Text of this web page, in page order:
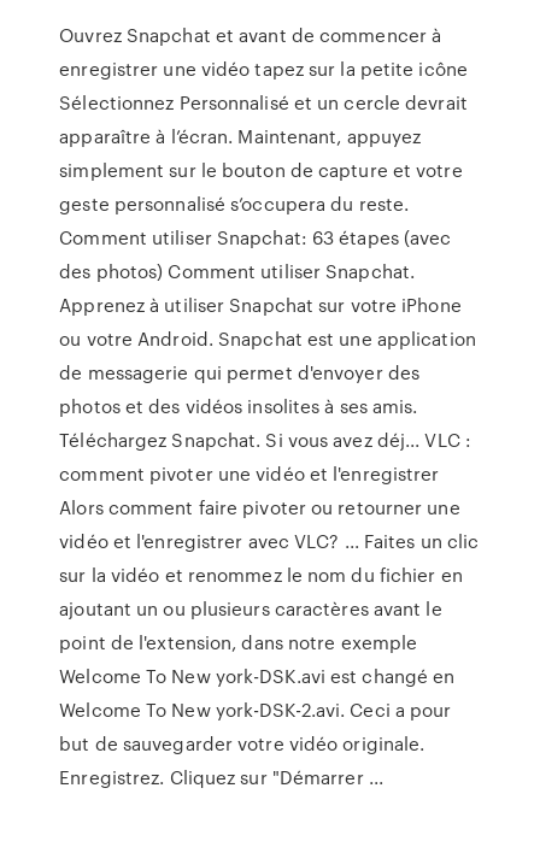
Ouvrez Snapchat et avant de commencer à
enregistrer une vidéo tapez sur la petite icône
Sélectionnez Personnalisé et un cercle devrait
apparaître à l’écran. Maintenant, appuyez
simplement sur le bouton de capture et votre
geste personnalisé s’occupera du reste.
Comment utiliser Snapchat: 63 étapes (avec
des photos) Comment utiliser Snapchat.
Apprenez à utiliser Snapchat sur votre iPhone
ou votre Android. Snapchat est une application
de messagerie qui permet d'envoyer des
photos et des vidéos insolites à ses amis.
Téléchargez Snapchat. Si vous avez déj... VLC :
comment pivoter une vidéo et l'enregistrer
Alors comment faire pivoter ou retourner une
vidéo et l'enregistrer avec VLC? ... Faites un clic
sur la vidéo et renommez le nom du fichier en
ajoutant un ou plusieurs caractères avant le
point de l'extension, dans notre exemple
Welcome To New york-DSK.avi est changé en
Welcome To New york-DSK-2.avi. Ceci a pour
but de sauvegarder votre vidéo originale.
Enregistrez. Cliquez sur "Démarrer ...